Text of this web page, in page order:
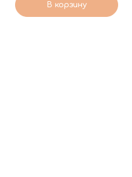
В корзину